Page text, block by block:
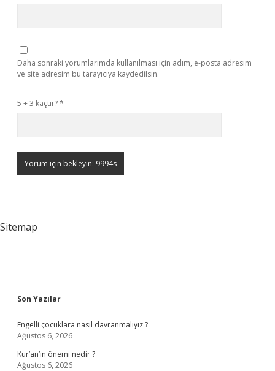
Daha sonraki yorumlarımda kullanılması için adım, e-posta adresim
ve site adresim bu tarayıcıya kaydedilsin.
5 + 3 kaçtır?*
Sitemap
Sidebar
Son Yazılar
Engelli çocuklara nasıl davranmalıyız ?
Ağustos 6, 2026
Kur’an’ın önemi nedir ?
Ağustos 6, 2026